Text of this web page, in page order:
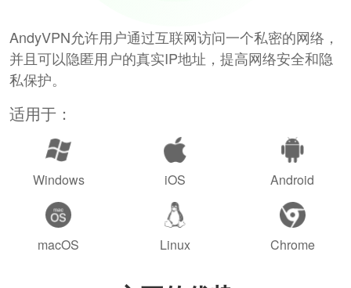
AndyVPN允许用户通过互联网访问一个私密的网络，
并且可以隐匿用户的真实IP地址，提高网络安全和隐
私保护。
适用于：
Windows iOS Android
macOS Linux Chrome